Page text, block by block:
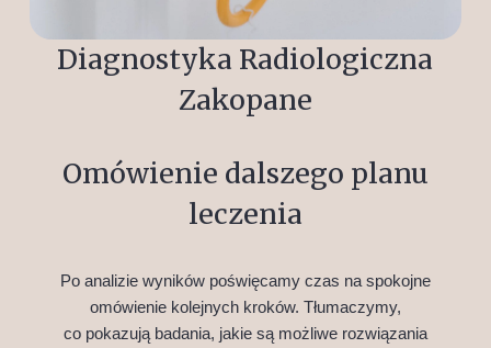
Diagnostyka Radiologiczna
Zakopane
Omówienie dalszego planu
leczenia
Po analizie wyników poświęcamy czas na spokojne
omówienie kolejnych kroków. Tłumaczymy,
co pokazują badania, jakie są możliwe rozwiązania